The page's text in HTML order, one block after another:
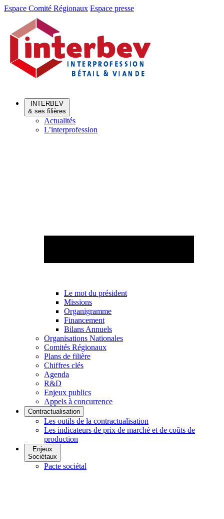
Aller
Aller
contenu
Espace Comité Régionaux Espace presse
INTERBEV
& ses filières
Actualités
L’interprofession
Le mot du président
Missions
Organigramme
Financement
Bilans Annuels
Organisations Nationales
Comités Régionaux
Plans de filière
Chiffres clés
Agenda
R&D
Enjeux publics
Appels à concurrence
Contractualisation
Les outils de la contractualisation
Les indicateurs de prix de marché et de coûts de
production
Enjeux
Sociétaux
Pacte sociétal